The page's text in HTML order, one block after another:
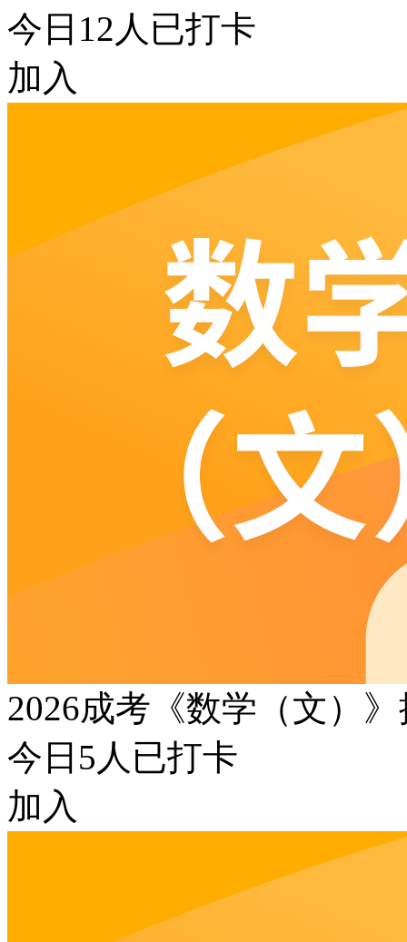
今日 12 人已打卡
加入
2026成考《数学（文）
今日 5 人已打卡
加入